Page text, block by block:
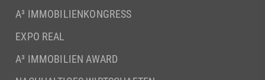
A³ IMMOBILIENKONGRESS
EXPO REAL
A³ IMMOBILIEN AWARD